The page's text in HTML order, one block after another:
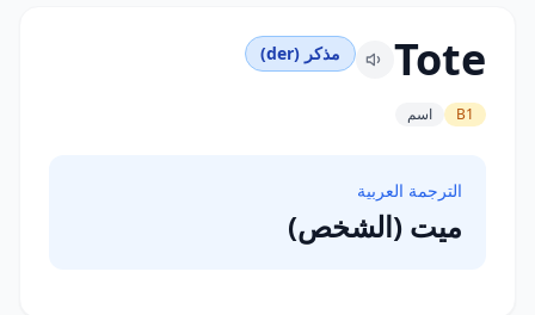
Tote مذكر (der)
B1 اسم
الترجمة العربية
ميت (الشخص)